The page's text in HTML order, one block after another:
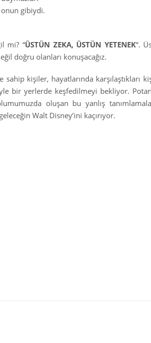
onun gibiydi.
mi? “ÜSTÜN ZEKA, ÜSTÜN YETENEK“.
doğru olanları konuşacağız.
kişiler, hayatlarında karşılaştıkları
bir yerlerde keşfedilmeyi bekliyor.
oluşan bu yanlış
Walt Disney’ini kaçırıyor.